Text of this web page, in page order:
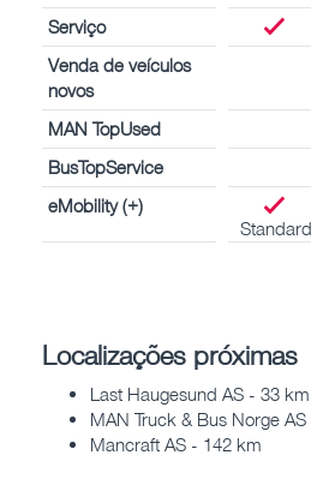
Serviço
Venda de veículos
novos
MAN TopUsed
BusTopService
eMobility (+)
Standard
Localizações próximas
Last Haugesund AS - 33 km
MAN Truck & Bus Norge
Mancraft AS - 142 km